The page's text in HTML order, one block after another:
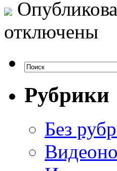
отключены
Рубрики
Без